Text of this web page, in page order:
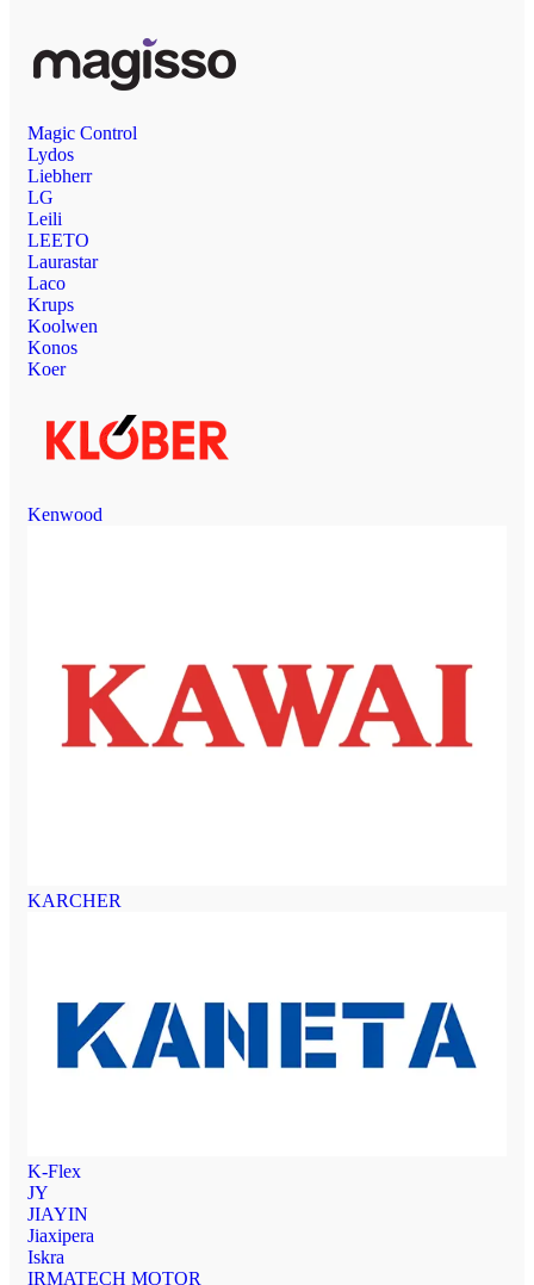
Magic Control
Lydos
Liebherr
LG
Leili
LEETO
Laurastar
Laco
Krups
Koolwen
Konos
Koer
Kenwood
KARCHER
K-Flex
JY
JIAYIN
Jiaxipera
Iskra
IRMATECH MOTOR